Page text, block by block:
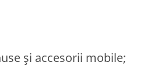
și accesorii mobile;